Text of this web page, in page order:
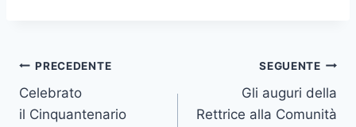
Navigazione
articoli
PRECEDENTE
Celebrato
il Cinquantenario
SEGUENTE
Gli auguri della
Rettrice alla Comunità